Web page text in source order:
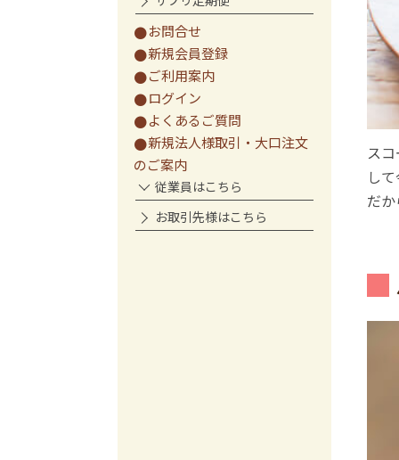
お問合せ
新規会員登録
ご利用案内
ログイン
よくあるご質問
新規法人様取引・大口注文
のご案内
従業員はこちら
お取引先様はこちら
ス
し
だ